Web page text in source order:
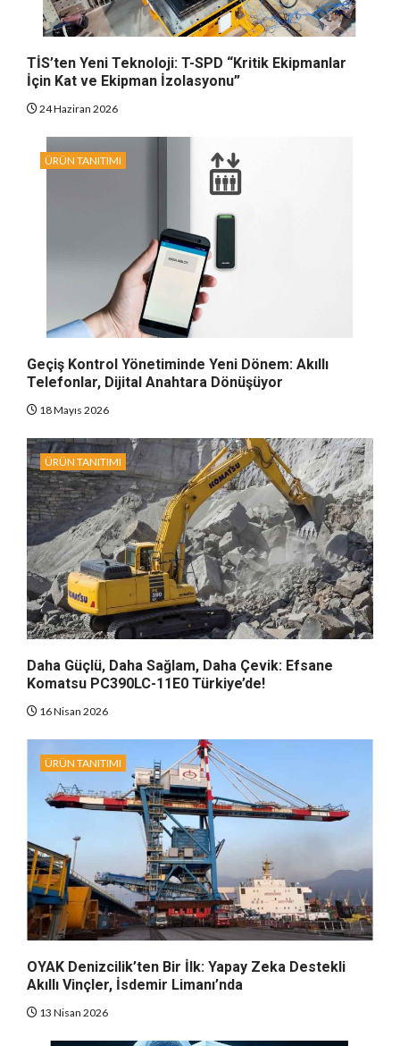
TİS’ten Yeni Teknoloji: T-SPD “Kritik Ekipmanlar
İçin Kat ve Ekipman İzolasyonu”
24 Haziran 2026
ÜRÜN TANITIMI
Geçiş Kontrol Yönetiminde Yeni Dönem: Akıllı
Telefonlar, Dijital Anahtara Dönüşüyor
18 Mayıs 2026
ÜRÜN TANITIMI
Daha Güçlü, Daha Sağlam, Daha Çevik: Efsane
Komatsu PC390LC-11E0 Türkiye’de!
16 Nisan 2026
ÜRÜN TANITIMI
OYAK Denizcilik’ten Bir İlk: Yapay Zeka Destekli
Akıllı Vinçler, İsdemir Limanı’nda
13 Nisan 2026